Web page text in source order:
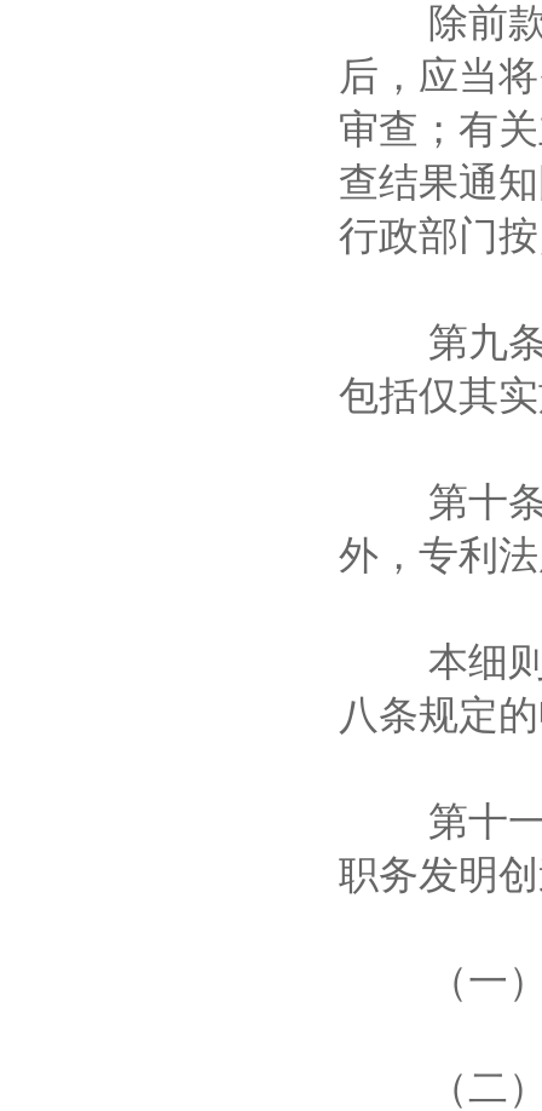
除前款
后，应当
审查；有
查结果通
行政部门
第九条
包括仅其
第十条
外，专利
本细则
八条规定
第十一
职务发明
（一）
（二）